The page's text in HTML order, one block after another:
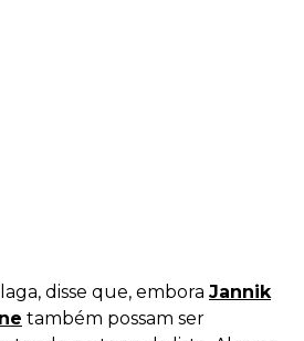
disse que, embora Jannik
também possam ser